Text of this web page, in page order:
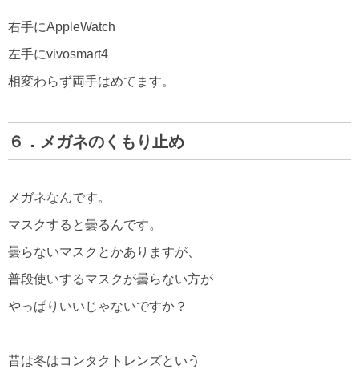
右手にAppleWatch
左手にvivosmart4
相変わらず両手はめてます。
６．メガネのくもり止め
メガネなんです。
マスクすると曇るんです。
曇らないマスクとかありますが、
普段使いするマスクが曇らない方が
やっぱりいいじゃないですか？
昔は冬はコンタクトレンズという